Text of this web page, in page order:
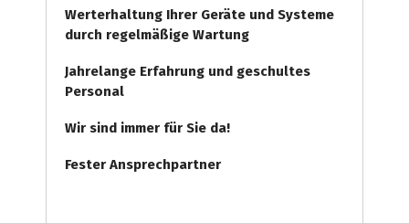
Werterhaltung Ihrer Geräte und Systeme
durch regelmäßige Wartung
Jahrelange Erfahrung und geschultes
Personal
Wir sind immer für Sie da!
Fester Ansprechpartner